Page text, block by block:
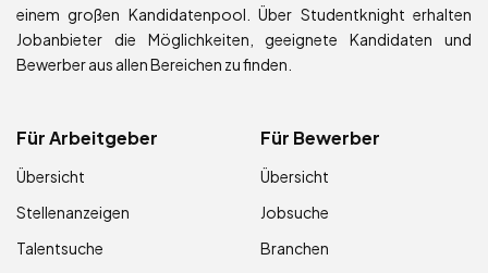
einem großen Kandidatenpool. Über Studentknight erhalten
Jobanbieter die Möglichkeiten, geeignete Kandidaten und
Bewerber aus allen Bereichen zu finden.
Für Arbeitgeber
Übersicht
Stellenanzeigen
Talentsuche
Für Bewerber
Übersicht
Jobsuche
Branchen